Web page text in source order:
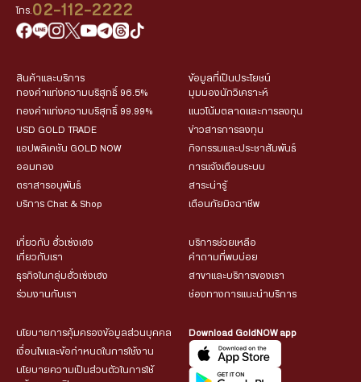
โทร. 02-112-2222
สินค้าและบริการ
ทองคำแท่งความบริสุทธิ์ 96.5%
ทองคำแท่งความบริสุทธิ์ 99.99%
USD GOLD TRADE
แอปพลิเคชัน GOLD NOW
ออมทอง
ตราสารอนุพันธ์
บริการ Chat & Shop
ข้อมูลที่เป็นประโยชน์
มุมมองนักวิเคราะห์
แนวโน้มตลาดและการลงทุน
ข่าวสารการลงทุน
กิจกรรมและประชาสัมพันธ์
การแจ้งเตือนระบบ
สาระน่ารู้
เตือนภัยมิจฉาชีพ
เกี่ยวกับ ฮั่วเซ่งเฮง
เกี่ยวกับเรา
ธุรกิจในกลุ่มฮั่วเซ่งเฮง
ร่วมงานกับเรา
บริการช่วยเหลือ
คำถามที่พบบ่อย
สาขาและบริการของเรา
ช่องทางการแนะนำบริการ
นโยบายการคุ้มครองข้อมูลส่วนบุคคล
เงื่อนไขและข้อกำหนดในการใช้งาน
นโยบายความเป็นส่วนตัวในการใช้
Download GoldNOW app